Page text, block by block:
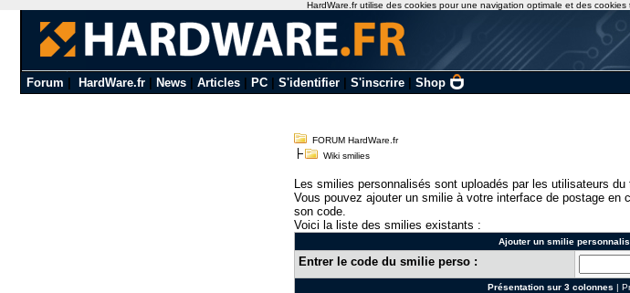
Forum HardWare.fr| News| Articles| PC| S'identifier| S'inscrire| Shop
FORUM HardWare.fr
Wiki smilies
Les smilies personnalisés sont uploadés par les utilisateurs du
Vous pouvez ajouter un smilie à votre interface de postage
son code.
Voici la liste des smilies existants :
Ajouter un smilie
Entrer le code du smilie perso :
Présentation sur 3 colonnes |
HardWare.fr utilise des cookies pour une navigation optimale et des